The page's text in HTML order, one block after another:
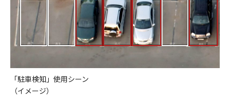
「駐車検知」使用シーン
（イメージ）